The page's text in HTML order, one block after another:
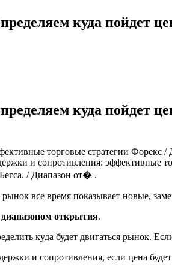
куда пойдет
куда пойдет
торговые стратегии
и сопротивления: эффективные
/ Диапазон от� .
все время показывает новые,
диапазоном открытия.
куда будет двигаться
и сопротивления, если цена